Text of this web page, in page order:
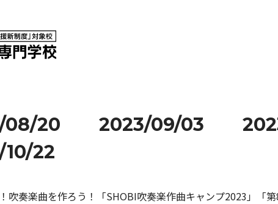
08/20 2023/09/03
22
吹奏楽曲を作ろう！「SHOBI吹奏楽作曲キャンプ2023」「